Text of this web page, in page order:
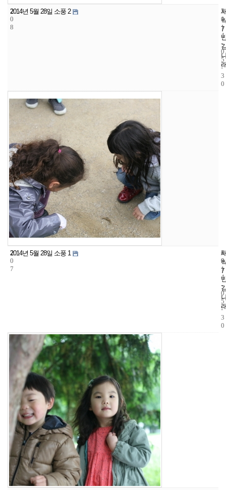
2
0
8
2014년 5월 28일 소풍 2
7
5
1
2
0
1
4
-
0
5
-
3
0
2
0
7
2014년 5월 28일 소풍 1
7
6
9
2
0
1
4
-
0
5
-
3
0